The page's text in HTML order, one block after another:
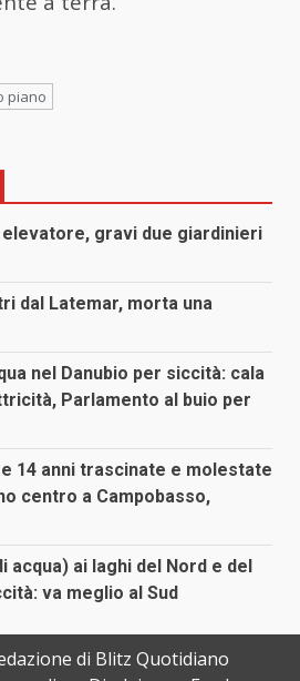
piano
gravi due giardinieri
dal Latemar, morta una
nel Danubio per siccità: cala
Parlamento al buio per
14 anni trascinate e molestate
centro a Campobasso,
acqua) ai laghi del Nord e del
va meglio al Sud
di Blitz Quotidiano